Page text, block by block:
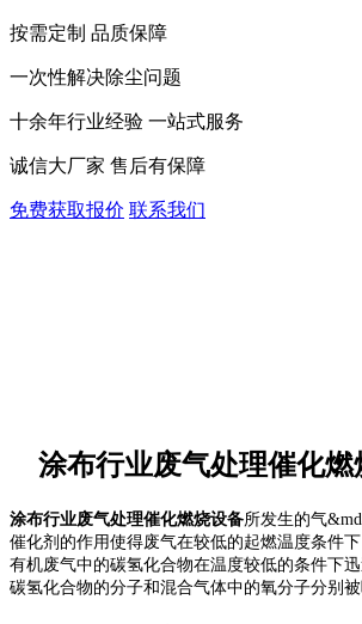
按需定制 品质保障
一次性解决除尘问题
十余年行业经验 一站式服务
诚信大厂家 售后有保障
免费获取报价 联系我们
涂布行业废气处理催化燃
涂布行业废气处理催化燃烧设备所发生的气
催化剂的作用使得废气在较低的起燃温度条件
有机废气中的碳氢化合物在温度较低的条件下
碳氢化合物的分子和混合气体中的氧分子分别